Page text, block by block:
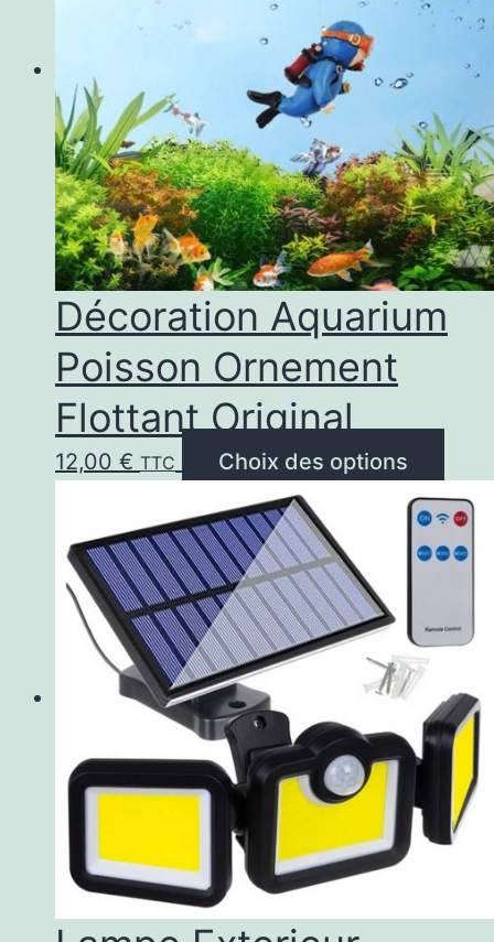
Décoration Aquarium
Poisson Ornement
Flottant Original
12,00 € TTC Choix des options
Les
être
sur